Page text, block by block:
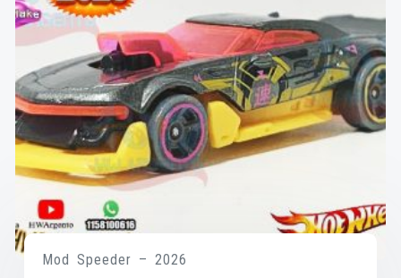
Mod Speeder – 2026